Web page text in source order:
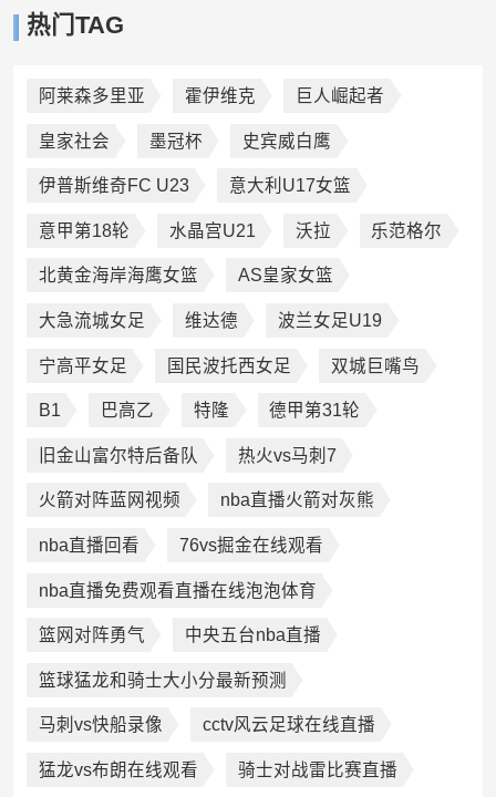
热门TAG
阿莱森多里亚 霍伊维克 巨人崛起者
皇家社会 墨冠杯 史宾威白鹰
伊普斯维奇FC U23 意大利U17女篮
意甲第18轮 水晶宫U21 沃拉 乐范格尔
北黄金海岸海鹰女篮 AS皇家女篮
大急流城女足 维达德 波兰女足U19
宁高平女足 国民波托西女足 双城巨嘴鸟
B1 巴高乙 特隆 德甲第31轮
旧金山富尔特后备队 热火vs马刺7
火箭对阵蓝网视频 nba直播火箭对灰熊
nba直播回看 76vs掘金在线观看
nba直播免费观看直播在线泡泡体育
篮网对阵勇气 中央五台nba直播
篮球猛龙和骑士大小分最新预测
马刺vs快船录像 cctv风云足球在线直播
猛龙vs布朗在线观看 骑士对战雷比赛直播